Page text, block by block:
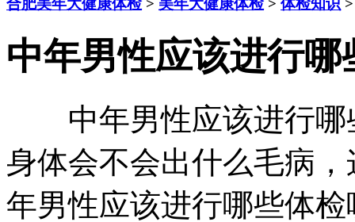
合肥美年大健康体检> 美年大健康体检> 体检知识 >
中年男性应该进行哪
中年男性应该进行哪
身体会不会出什么毛病
年男性应该进行哪些体检